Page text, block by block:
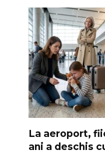
La aeroport,
ani a deschis